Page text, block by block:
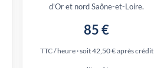
d'Or et nord Saône-et-Loire.
85 €
TTC / heure · soit 42,50 € après crédit